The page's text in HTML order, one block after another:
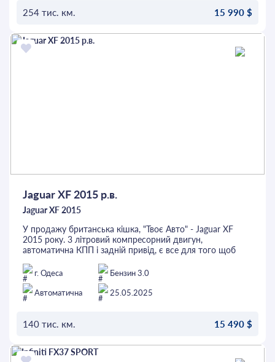
багато іншого. Гнучки умови купівлі, цю та інші автівки
254 тис. км. 15 990 $
ОСТАВИТЬ ЗАЯВКУ
Jaguar XF 2015 р.в.
Jaguar XF 2015
У продажу британська кішка, "Твоє Авто" - Jaguar XF
2015 року. 3 літровий компресорний двигун,
автоматична КПП і задній привід, є все для того щоб
світлим шкіряним салоном, безліч опцій серед яких
контроль сліпих зон, 2-зонний клімат-контроль, круїз-
контроль, датчики світла та дощу, стеля з алькантари,
люк та багато іншого. Перед придбанням автомобіль
можна придбати в кредит або лізинг.
г. Одеса
Бензин 3.0
Автоматична
25.05.2025
140 тис. км. 15 490 $
ОСТАВИТЬ ЗАЯВКУ